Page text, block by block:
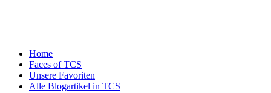
Home
Faces of TCS
Unsere Favoriten
Alle Blogartikel in TCS